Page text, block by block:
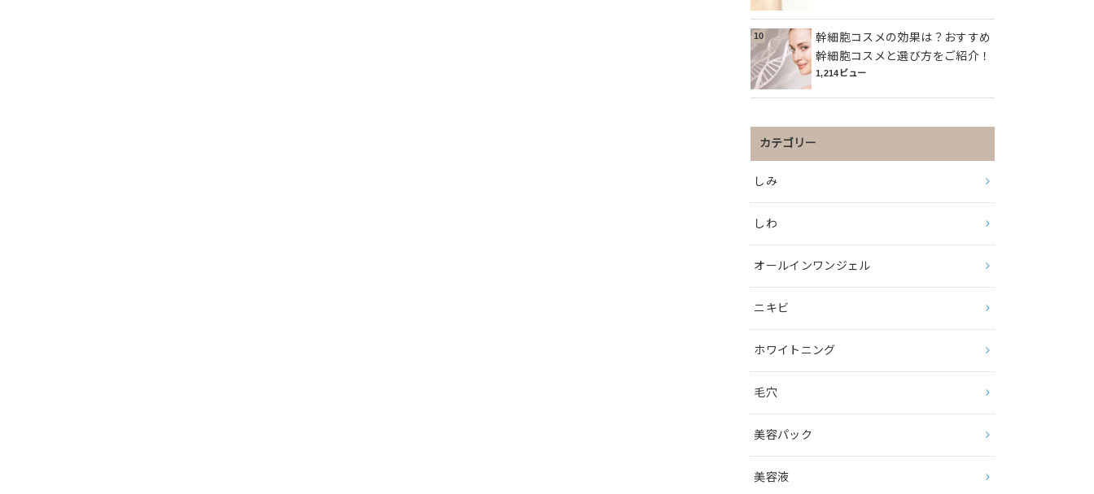
幹細胞コスメの効果は？おすすめ
幹細胞コスメと選び方をご紹介！
1,214ビュー
カテゴリー
しみ
しわ
オールインワンジェル
ニキビ
ホワイトニング
毛穴
美容パック
美容液